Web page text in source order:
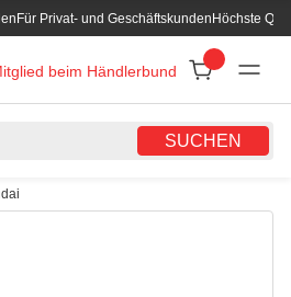
Für Privat- und GeschäftskundenHöchste
SUCHEN